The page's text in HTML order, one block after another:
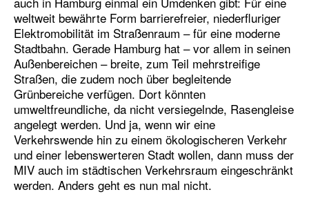
weltweit bewährte Form barrierefreier, niederfluriger
Elektromobilität im Straßenraum – für eine moderne
Stadtbahn. Gerade Hamburg hat – vor allem in seinen
Außenbereichen – breite, zum Teil mehrstreifige
Straßen, die zudem noch über begleitende
Grünbereiche verfügen. Dort könnten
umweltfreundliche, da nicht versiegelnde, Rasengleise
angelegt werden. Und ja, wenn wir eine
Verkehrswende hin zu einem ökologischeren Verkehr
und einer lebenswerteren Stadt wollen, dann muss der
MIV auch im städtischen Verkehrsraum eingeschränkt
werden. Anders geht es nun mal nicht.